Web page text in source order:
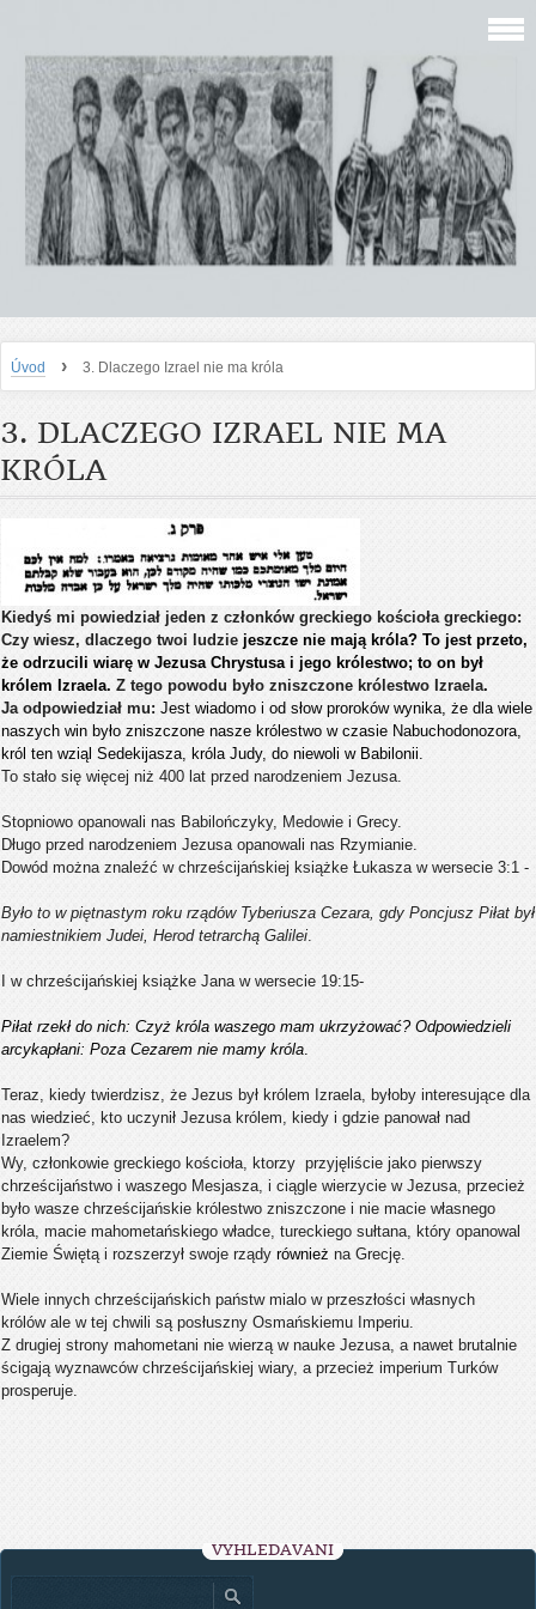
Úvod › 3. Dlaczego Izrael nie ma króla
3. DLACZEGO IZRAEL NIE MA
KRÓLA
Kiedyś mi powiedział jeden z członków greckiego kościoła greckiego:
Czy wiesz, dlaczego twoi ludzie jeszcze nie mają króla? To jest przeto,
że odrzucili wiarę w Jezusa Chrystusa i jego królestwo; to on był
królem Izraela. Z tego powodu było zniszczone królestwo Izraela.
Ja odpowiedział mu: Jest wiadomo i od słow proroków wynika, że dla wiele
naszych win było zniszczone nasze królestwo w czasie Nabuchodonozora,
król ten wziąl Sedekijasza, króla Judy, do niewoli w Babilonii.
To stało się więcej niż 400 lat przed narodzeniem Jezusa.
Stopniowo opanowali nas Babilończyky, Medowie i Grecy.
Długo przed narodzeniem Jezusa opanowali nas Rzymianie.
Dowód można znaleźć w chrześcijańskiej książke Łukasza w wersecie 3:1 -
Było to w piętnastym roku rządów Tyberiusza Cezara, gdy Poncjusz Piłat był
namiestnikiem Judei, Herod tetrarchą Galilei.
I w chrześcijańskiej książke Jana w wersecie 19:15-
Piłat rzekł do nich: Czyż króla waszego mam ukrzyżować? Odpowiedzieli
arcykapłani: Poza Cezarem nie mamy króla.
Teraz, kiedy twierdzisz, że Jezus był królem Izraela, byłoby interesujące dla
nas wiedzieć, kto uczynił Jezusa królem, kiedy i gdzie panował nad
Izraelem?
Wy, członkowie greckiego kościoła, ktorzy przyjęliście jako pierwszy
chrześcijaństwo i waszego Mesjasza, i ciągle wierzycie w Jezusa, przecież
było wasze chrześcijańskie królestwo zniszczone i nie macie własnego
króla, macie mahometańskiego władce, tureckiego sułtana, który opanowal
Ziemie Świętą i rozszerzył swoje rządy również na Grecję.
Wiele innych chrześcijańskich państw mialo w przeszłości własnych
królów ale w tej chwili są posłuszny Osmańskiemu Imperiu.
Z drugiej strony mahometani nie wierzą w nauke Jezusa, a nawet brutalnie
ścigają wyznawców chrześcijańskiej wiary, a przecież imperium Turków
prosperuje.
VYHLEDÁVÁNÍ